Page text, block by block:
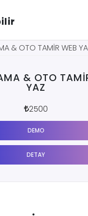
QR MENU WEB
DEMO
DETAY